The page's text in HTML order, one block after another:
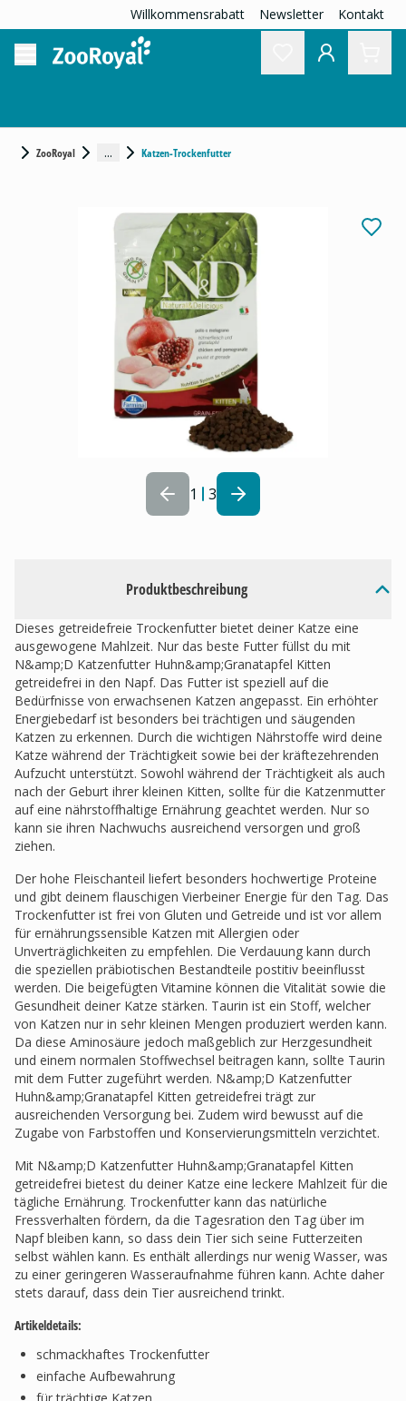
Willkommensrabatt Newsletter Kontakt
ZooRoyal ... Katzen-Trockenfutter
1 3
Produktbeschreibung
Dieses getreidefreie Trockenfutter bietet deiner Katze eine
ausgewogene Mahlzeit. Nur das beste Futter füllst du mit
N&amp;D Katzenfutter Huhn&amp;Granatapfel Kitten
getreidefrei in den Napf. Das Futter ist speziell auf die
Bedürfnisse von erwachsenen Katzen angepasst. Ein erhöhter
Energiebedarf ist besonders bei trächtigen und säugenden
Katzen zu erkennen. Durch die wichtigen Nährstoffe wird deine
Katze während der Trächtigkeit sowie bei der kräftezehrenden
Aufzucht unterstützt. Sowohl während der Trächtigkeit als auch
nach der Geburt ihrer kleinen Kitten, sollte für die Katzenmutter
auf eine nährstoffhaltige Ernährung geachtet werden. Nur so
kann sie ihren Nachwuchs ausreichend versorgen und groß
ziehen.
Der hohe Fleischanteil liefert besonders hochwertige Proteine
und gibt deinem flauschigen Vierbeiner Energie für den Tag. Das
Trockenfutter ist frei von Gluten und Getreide und ist vor allem
für ernährungssensible Katzen mit Allergien oder
Unverträglichkeiten zu empfehlen. Die Verdauung kann durch
die speziellen präbiotischen Bestandteile postitiv beeinflusst
werden. Die beigefügten Vitamine können die Vitalität sowie die
Gesundheit deiner Katze stärken. Taurin ist ein Stoff, welcher
von Katzen nur in sehr kleinen Mengen produziert werden kann.
Da diese Aminosäure jedoch maßgeblich zur Herzgesundheit
und einem normalen Stoffwechsel beitragen kann, sollte Taurin
mit dem Futter zugeführt werden. N&amp;D Katzenfutter
Huhn&amp;Granatapfel Kitten getreidefrei trägt zur
ausreichenden Versorgung bei. Zudem wird bewusst auf die
Zugabe von Farbstoffen und Konservierungsmitteln verzichtet.
Mit N&amp;D Katzenfutter Huhn&amp;Granatapfel Kitten
getreidefrei bietest du deiner Katze eine leckere Mahlzeit für die
tägliche Ernährung. Trockenfutter kann das natürliche
Fressverhalten fördern, da die Tagesration den Tag über im
Napf bleiben kann, so dass dein Tier sich seine Futterzeiten
selbst wählen kann. Es enthält allerdings nur wenig Wasser, was
zu einer geringeren Wasseraufnahme führen kann. Achte daher
stets darauf, dass dein Tier ausreichend trinkt.
Artikeldetails:
schmackhaftes Trockenfutter
einfache Aufbewahrung